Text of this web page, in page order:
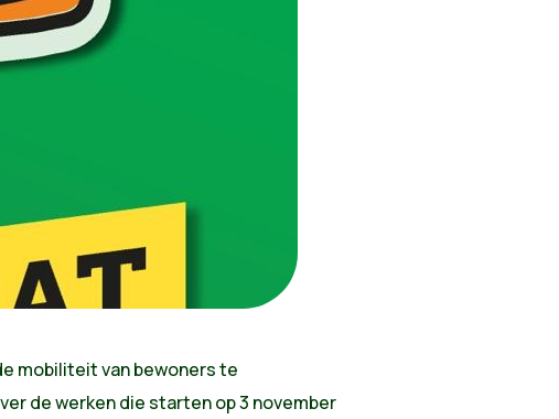
mobiliteit van bewoners te
de werken die starten op 3 november